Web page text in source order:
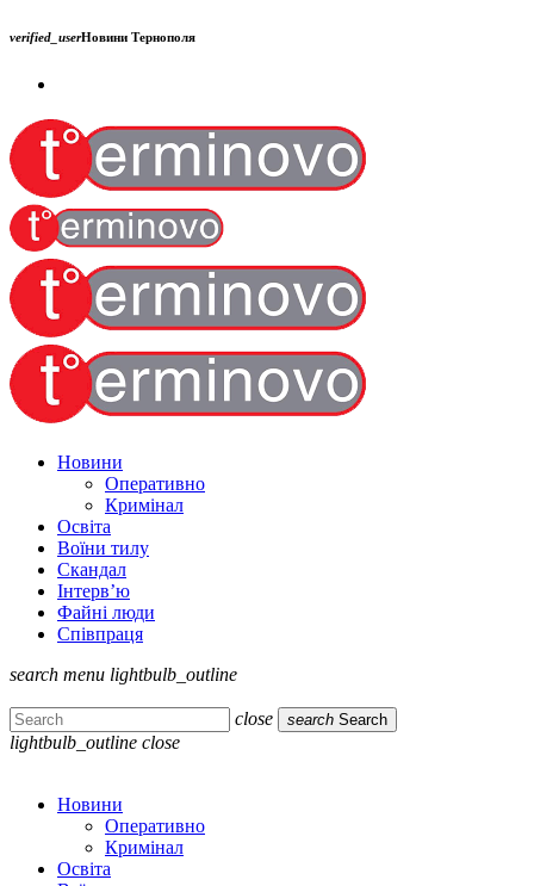
verified_userНовини Тернополя
Новини
Оперативно
Кримінал
Освіта
Воїни тилу
Скандал
Інтерв’ю
Файні люди
Співпраця
search menu lightbulb_outline
close search Search
lightbulb_outline close
Новини
Оперативно
Кримінал
Освіта